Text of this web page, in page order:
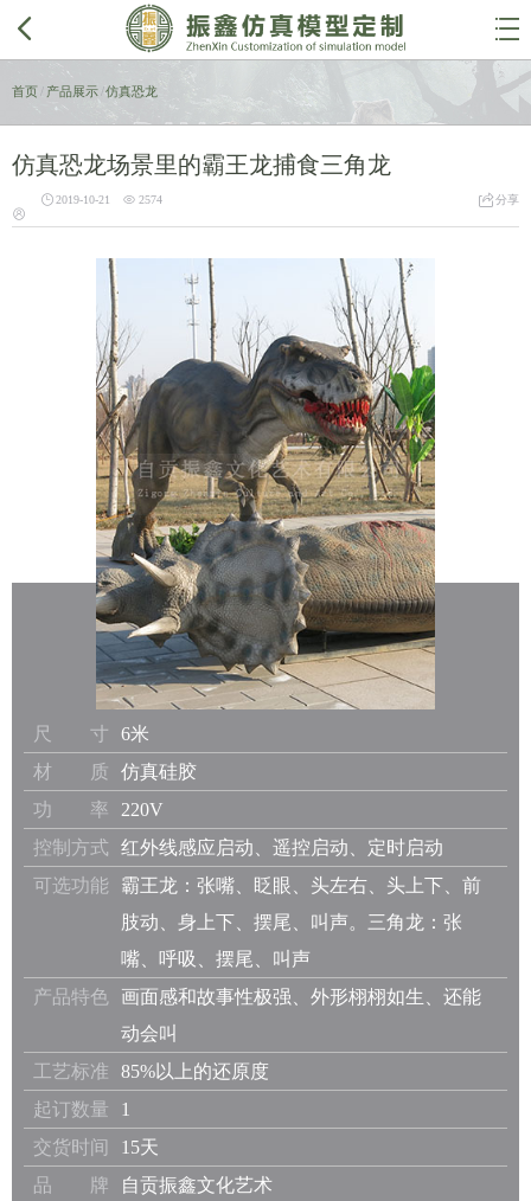
 
首页 产品展示/仿真恐龙
仿真恐龙场景里的霸王龙捕食三角龙

 2019-10-21  2574 分享
尺 寸
6米
材 质
仿真硅胶
功 率
220V
控制方式
红外线感应启动、遥控启动、定时启动
可选功能
霸王龙：张嘴、眨眼、头左右、头上下、前
肢动、身上下、摆尾、叫声。三角龙：张
嘴、呼吸、摆尾、叫声
产品特色
画面感和故事性极强、外形栩栩如生、还能
动会叫
工艺标准
85%以上的还原度
起订数量
1
交货时间
15天
品 牌
自贡振鑫文化艺术